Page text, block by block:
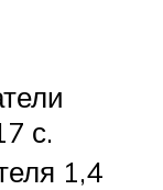
с.
1,4